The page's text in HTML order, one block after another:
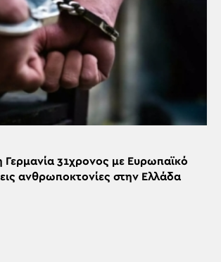
31χρονος με Ευρωπαϊκό
ανθρωποκτονίες στην Ελλάδα